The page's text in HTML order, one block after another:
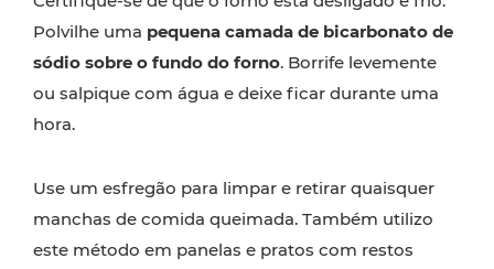
Polvilhe uma pequena camada de bicarbonato de
sódio sobre o fundo do forno. Borrife levemente
ou salpique com água e deixe ficar durante uma
hora.
Use um esfregão para limpar e retirar quaisquer
manchas de comida queimada. Também utilizo
este método em panelas e pratos com restos